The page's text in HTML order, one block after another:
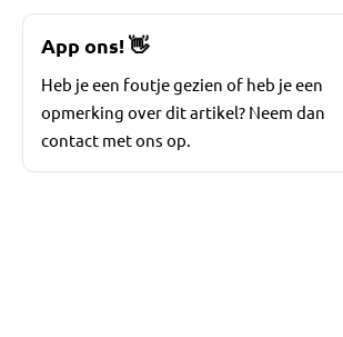
App ons!👋
Heb je een foutje gezien of heb je een
opmerking over dit artikel? Neem dan
contact met ons op.